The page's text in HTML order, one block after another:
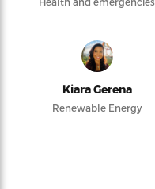
Kiara Gerena
Renewable Energy